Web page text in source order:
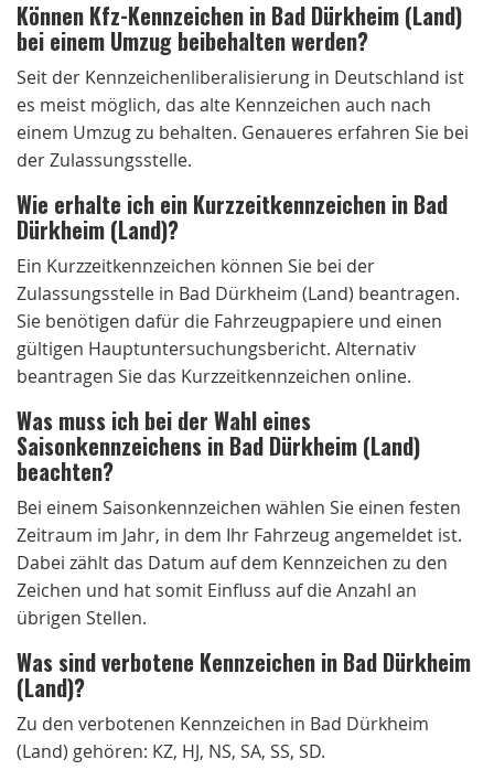
Können Kfz-Kennzeichen in Bad Dürkheim (Land)
bei einem Umzug beibehalten werden?
Seit der Kennzeichenliberalisierung in Deutschland ist
es meist möglich, das alte Kennzeichen auch nach
einem Umzug zu behalten. Genaueres erfahren Sie bei
der Zulassungsstelle.
Wie erhalte ich ein Kurzzeitkennzeichen in Bad
Dürkheim (Land)?
Ein Kurzzeitkennzeichen können Sie bei der
Zulassungsstelle in Bad Dürkheim (Land) beantragen.
Sie benötigen dafür die Fahrzeugpapiere und einen
gültigen Hauptuntersuchungsbericht. Alternativ
beantragen Sie das Kurzzeitkennzeichen online.
Was muss ich bei der Wahl eines
Saisonkennzeichens in Bad Dürkheim (Land)
beachten?
Bei einem Saisonkennzeichen wählen Sie einen festen
Zeitraum im Jahr, in dem Ihr Fahrzeug angemeldet ist.
Dabei zählt das Datum auf dem Kennzeichen zu den
Zeichen und hat somit Einfluss auf die Anzahl an
übrigen Stellen.
Was sind verbotene Kennzeichen in Bad Dürkheim
(Land)?
Zu den verbotenen Kennzeichen in Bad Dürkheim
(Land) gehören: KZ, HJ, NS, SA, SS, SD.